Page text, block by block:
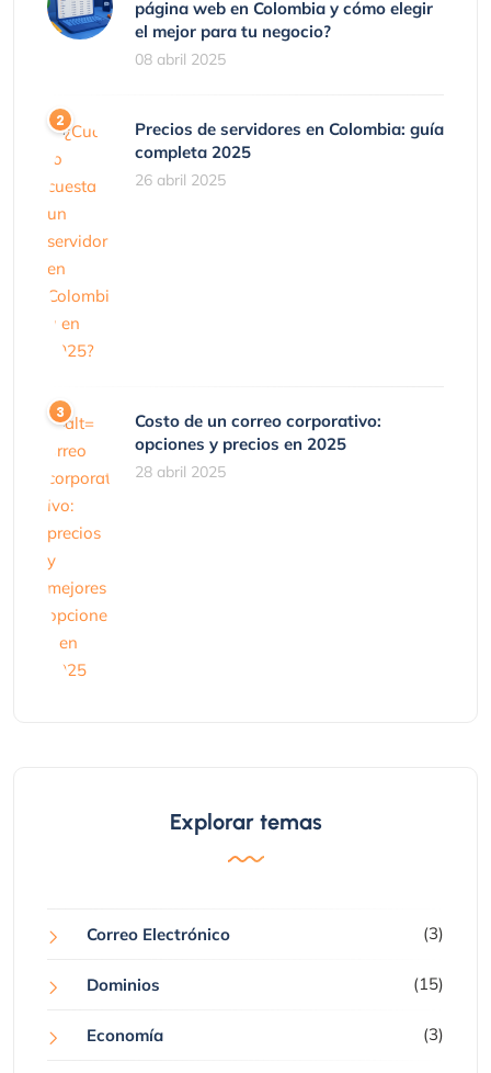
página web en Colombia y cómo elegir
el mejor para tu negocio?
08 abril 2025
Precios de servidores en Colombia: guía
completa 2025
26 abril 2025
Costo de un correo corporativo:
opciones y precios en 2025
28 abril 2025
Explorar temas
Correo Electrónico (3)
Dominios (15)
Economía (3)